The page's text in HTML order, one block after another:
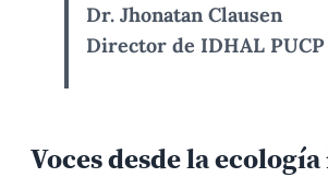
Dr. Jhonatan Clausen
Director de IDHAL PUCP
Voces desde la